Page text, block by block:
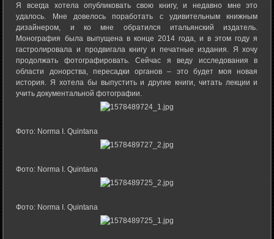
Я всегда хотела опубликовать свою книгу, и недавно мне это
удалось. Мне довелось поработать с удивительным книжным
дизайнером, и ко мне обратился итальянский издатель.
Монография была выпущена в конце 2014 года, и в этом году я
гастролировала и продвигала книгу и печатные издания. Я хочу
продолжать фотографировать. Сейчас я веду исследования в
области донорства, пересадки органов – это будет моя новая
история. Я хотела бы выпустить и другие книги, читать лекции и
учить документальной фотографии.
Фото: Norma I. Quintana
Фото: Norma I. Quintana
Фото: Norma I. Quintana